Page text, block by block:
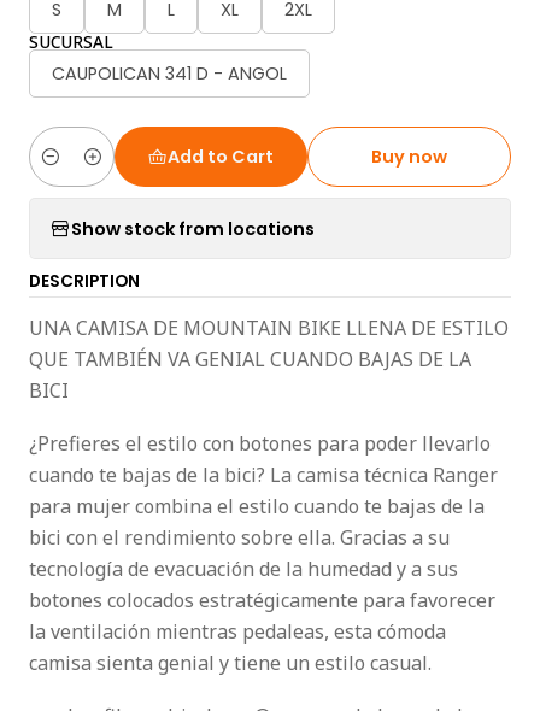
S M L XL 2XL
SUCURSAL
CAUPOLICAN 341 D - ANGOL
Quantity
Add to Cart Buy now
Show stock from locations
DESCRIPTION
UNA CAMISA DE MOUNTAIN BIKE LLENA DE ESTILO
QUE TAMBIÉN VA GENIAL CUANDO BAJAS DE LA
BICI
¿Prefieres el estilo con botones para poder llevarlo
cuando te bajas de la bici? La camisa técnica Ranger
para mujer combina el estilo cuando te bajas de la
bici con el rendimiento sobre ella. Gracias a su
tecnología de evacuación de la humedad y a sus
botones colocados estratégicamente para favorecer
la ventilación mientras pedaleas, esta cómoda
camisa sienta genial y tiene un estilo casual.